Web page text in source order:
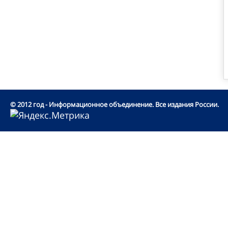
© 2012 год - Информационное объединение. Все издания России.